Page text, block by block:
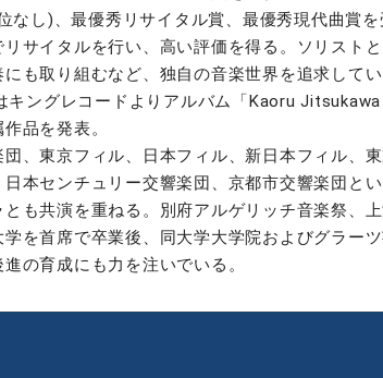
なし)、最優秀リサイタル賞、最優秀現代曲賞
リサイタルを行い、高い評価を得る。ソリスト
にも取り組むなど、独自の音楽世界を追求してい
キングレコードよりアルバム「Kaoru
品を発表。
、東京フィル、日本フィル、新日本フィル、
日本センチュリー交響楽団、京都市交響楽団と
とも共演を重ねる。別府アルゲリッチ音楽祭、
学を首席で卒業後、同大学大学院およびグラー
の育成にも力を注いでいる。